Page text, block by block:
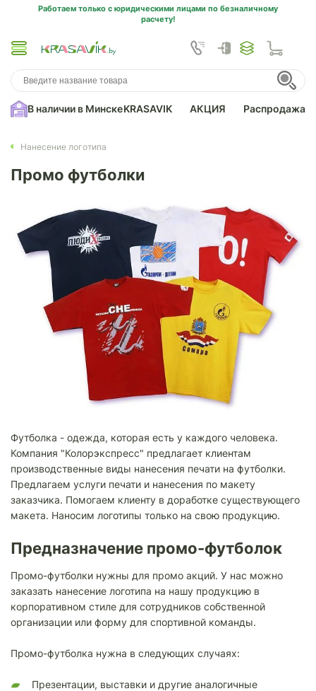
Работаем только с юридическими лицами по безналичному
расчету!
В наличии в МинскеKRASAVIK АКЦИЯ Распродажа
Нанесение логотипа
Промо футболки
Футболка - одежда, которая есть у каждого человека.
Компания "Колорэкспресс" предлагает клиентам
производственные виды нанесения печати на футболки.
Предлагаем услуги печати и нанесения по макету
заказчика. Помогаем клиенту в доработке существующего
макета. Наносим логотипы только на свою продукцию.
Предназначение промо-футболок
Промо-футболки нужны для промо акций. У нас можно
заказать нанесение логотипа на нашу продукцию в
корпоративном стиле для сотрудников собственной
организации или форму для спортивной команды.
Промо-футболка нужна в следующих случаях:
Презентации, выставки и другие аналогичные